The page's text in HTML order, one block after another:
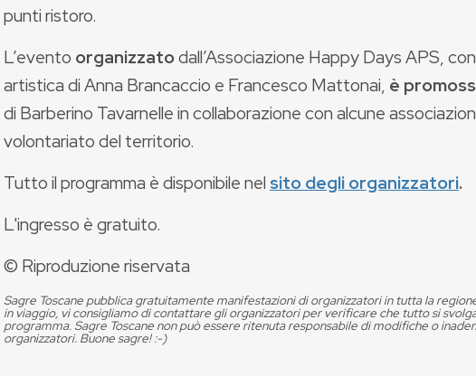
punti ristoro.
L’evento organizzatodall’Associazione Happy Days APS,
artistica di Anna Brancaccio e Francesco Mattonai, è
di Barberino Tavarnelle in collaborazione con alcune
volontariato del territorio.
Tutto il programma è disponibile nel sito degli organizzatori.
L'ingresso è gratuito.
© Riproduzione riservata
Sagre Toscane pubblica gratuitamente manifestazioni di organizzatori in tutta la
in viaggio, vi consigliamo di contattare gli organizzatori per verificare che tutto si
programma. Sagre Toscane non può essere ritenuta responsabile di modifiche o
organizzatori. Buone sagre! :-)